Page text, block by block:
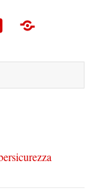
Foto